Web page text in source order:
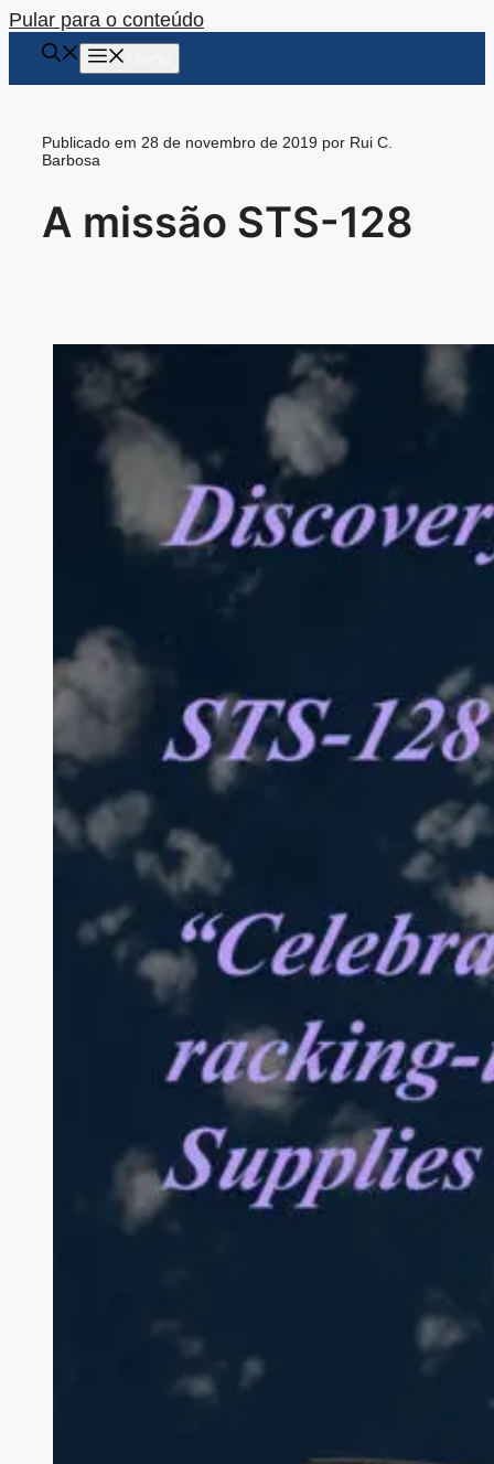
Pular para o conteúdo
Publicado em 28 de novembro de 2019 por Rui C.
Barbosa
A missão STS-128